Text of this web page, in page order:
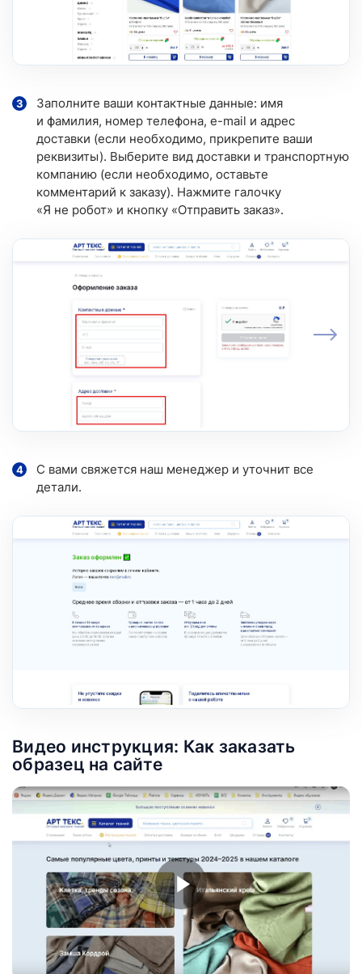
Заполните ваши контактные данные: имя
и фамилия, номер телефона, e-mail и адрес
доставки (если необходимо, прикрепите ваши
реквизиты). Выберите вид доставки и транспортную
компанию (если необходимо, оставьте
комментарий к заказу). Нажмите галочку
«Я не робот» и кнопку «Отправить заказ».
С вами свяжется наш менеджер и уточнит все
детали.
Видео инструкция: Как заказать
образец на сайте